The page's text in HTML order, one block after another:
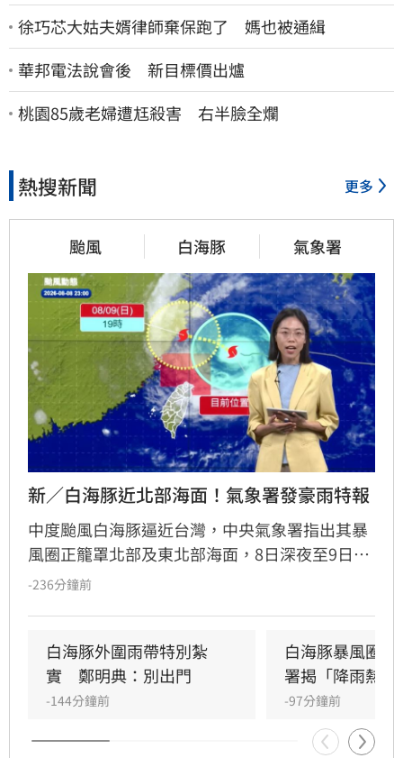
徐巧芯大姑夫婿律師棄保跑了 媽也被通緝
華邦電法說會後 新目標價出爐
桃園85歲老婦遭尪殺害 右半臉全爛
熱搜新聞 更多
颱風 白海豚 氣象署
新／白海豚近北部海面！氣象署發豪雨特報
中度颱風白海豚逼近台灣，中央氣象署指出其暴
風圈正籠罩北部及東北部海面，8日深夜至9日白
天是影響最劇烈時刻。受外圍環流影響，中北部
極端高溫。沿海地區風浪強勁，基隆北海岸掀起
6米巨浪，適逢年度大潮，低窪地區務必慎防積
淹水。預計颱風將於9日晚間登陸中國後減弱，
北部降雨有望在10日清晨趨緩，提醒民眾父親節
連假期間避免前往山區及海邊活動，並隨時留意
-236分鐘前
白海豚外圍雨帶特別紮
實　鄭明典：別出門
-144分鐘前
白海豚暴風圈
署揭「降雨熱區
-97分鐘前